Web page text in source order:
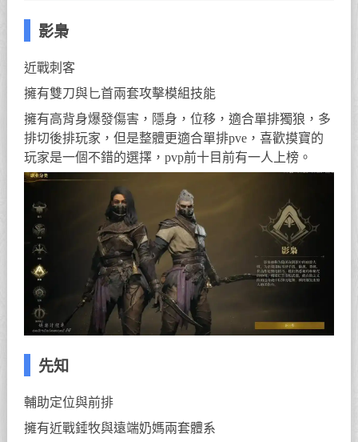
影梟
近戰刺客
擁有雙刀與匕首兩套攻擊模組技能
擁有高背身爆發傷害，隱身，位移，適合單排獨狼，多
排切後排玩家，但是整體更適合單排pve，喜歡摸寶的
玩家是一個不錯的選擇，pvp前十目前有一人上榜。
先知
輔助定位與前排
擁有近戰錘牧與遠端奶媽兩套體系